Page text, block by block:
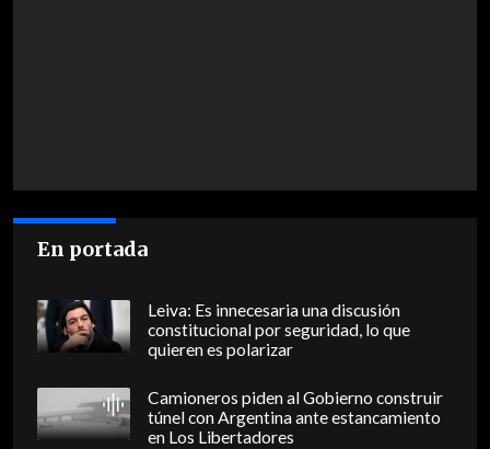
En portada
Leiva: Es innecesaria una discusión
constitucional por seguridad, lo que
quieren es polarizar
Camioneros piden al Gobierno construir
túnel con Argentina ante estancamiento
en Los Libertadores